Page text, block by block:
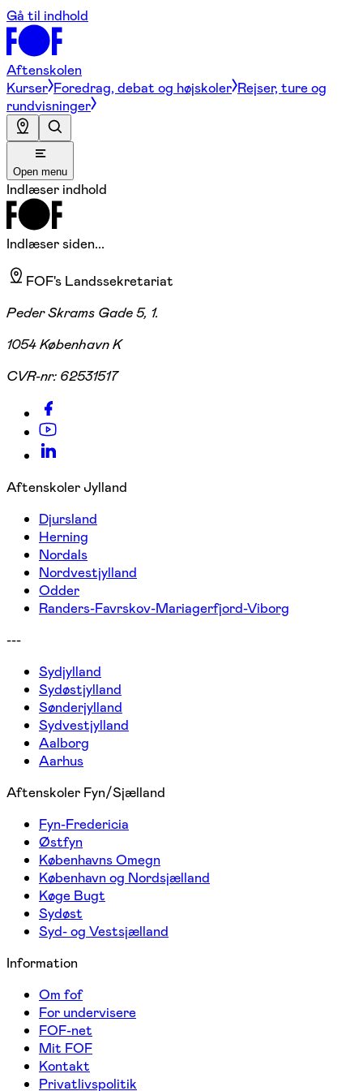
Gå til indhold
Aftenskolen
Kurser Foredrag, debat og højskoler Rejser, ture og
rundvisninger
Open menu
Indlæser indhold
Indlæser siden...
FOF's Landssekretariat
Peder Skrams Gade 5, 1.
1054 København K
CVR-nr: 62531517
Aftenskoler Jylland
Djursland
Herning
Nordals
Nordvestjylland
Odder
Randers-Favrskov-Mariagerfjord-Viborg
---
Sydjylland
Sydøstjylland
Sønderjylland
Sydvestjylland
Aalborg
Aarhus
Aftenskoler Fyn/Sjælland
Fyn-Fredericia
Østfyn
Københavns Omegn
København og Nordsjælland
Køge Bugt
Sydøst
Syd- og Vestsjælland
Information
Om fof
For undervisere
FOF-net
Mit FOF
Kontakt
Privatlivspolitik